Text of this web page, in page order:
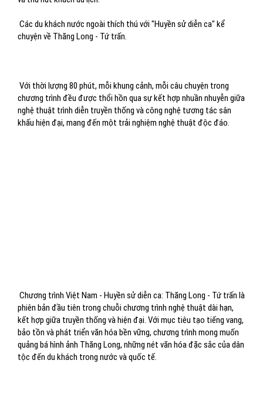
Các du khách nước ngoài thích thú với "Huyền sử diễn ca" kể
chuyện về Thăng Long - Tứ trấn.
Với thời lượng 80 phút, mỗi khung cảnh, mỗi câu chuyện trong
chương trình đều được thổi hồn qua sự kết hợp nhuần nhuyễn giữa
nghệ thuật trình diễn truyền thống và công nghệ tương tác sân
khấu hiện đại, mang đến một trải nghiệm nghệ thuật độc đáo.
Chương trình Việt Nam - Huyền sử diễn ca: Thăng Long - Tứ trấn là
phiên bản đầu tiên trong chuỗi chương trình nghệ thuật dài hạn,
kết hợp giữa truyền thống và hiện đại. Với mục tiêu tạo tiếng vang,
bảo tồn và phát triển văn hóa bền vững, chương trình mong muốn
quảng bá hình ảnh Thăng Long, những nét văn hóa đặc sắc của dân
tộc đến du khách trong nước và quốc tế.